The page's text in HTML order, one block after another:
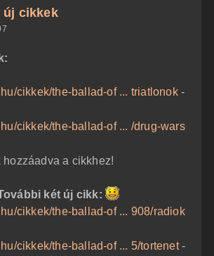
új cikkek
cikkek/the-ballad-of ... triatlonok-
cikkek/the-ballad-of ... /drug-wars
hozzáadva a cikkhez!
két új cikk:
cikkek/the-ballad-of ... 908/radiok
cikkek/the-ballad-of ... 5/tortenet-